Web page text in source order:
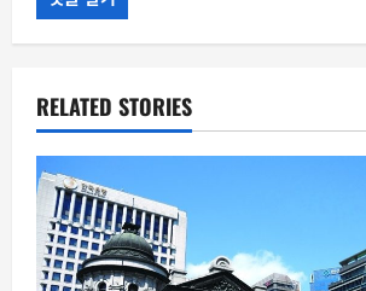
RELATED STORIES